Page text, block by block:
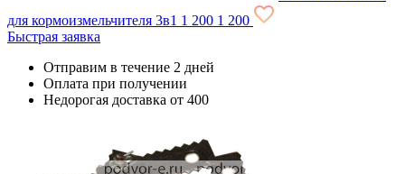
для кормоизмельчителя 3в1 1 200 1 200
Быстрая заявка
Отправим в течение 2 дней
Оплата при получении
Недорогая доставка от 400